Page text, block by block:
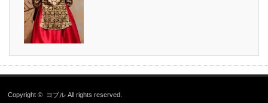
Copyright © ヨブル All rights reserved.